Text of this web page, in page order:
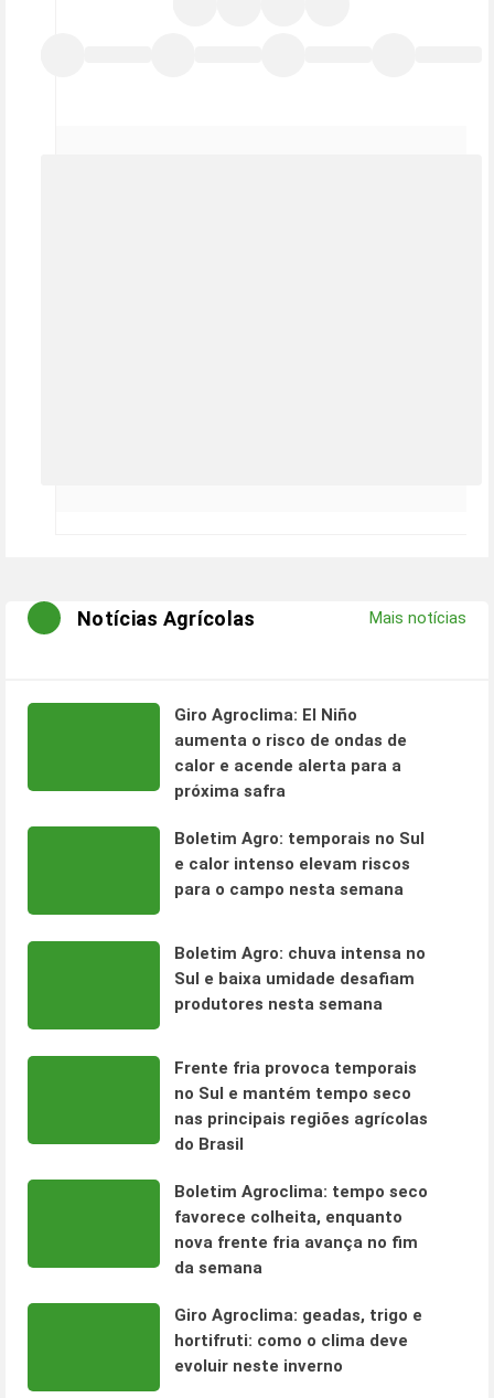
Notícias Agrícolas Mais notícias
Giro Agroclima: El Niño
aumenta o risco de ondas de
calor e acende alerta para a
próxima safra
Boletim Agro: temporais no Sul
e calor intenso elevam riscos
para o campo nesta semana
Boletim Agro: chuva intensa no
Sul e baixa umidade desafiam
produtores nesta semana
Frente fria provoca temporais
no Sul e mantém tempo seco
nas principais regiões agrícolas
do Brasil
Boletim Agroclima: tempo seco
favorece colheita, enquanto
nova frente fria avança no fim
da semana
Giro Agroclima: geadas, trigo e
hortifruti: como o clima deve
evoluir neste inverno